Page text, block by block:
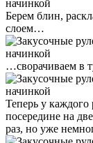
Берем блин,
слоем…
…сворачиваем в
Теперь у каждого
посередине на
раз, но уже